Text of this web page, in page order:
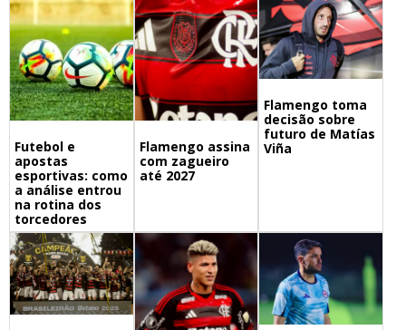
Futebol e
apostas
esportivas: como
a análise entrou
na rotina dos
torcedores
Flamengo assina
com zagueiro
até 2027
Flamengo toma
decisão sobre
futuro de Matías
Viña